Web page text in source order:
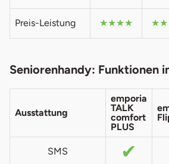
Preis-Leistung ★★★★
Seniorenhandy: Funktionen
Ausstattung
emporia
TALK
comfort
PLUS
SMS ✔